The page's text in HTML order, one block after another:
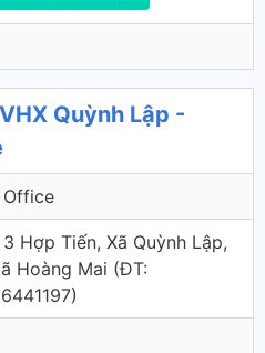
Quỳnh Lập -
Office
Hợp Tiến, Xã Quỳnh Lập,
Hoàng Mai (ÐT: